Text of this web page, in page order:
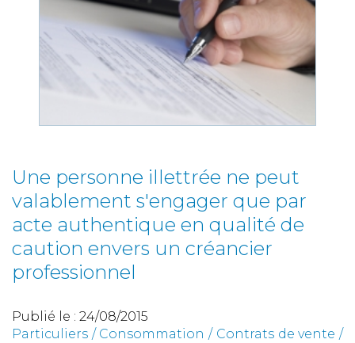
Une personne illettrée ne peut
valablement s'engager que par
acte authentique en qualité de
caution envers un créancier
professionnel
Publié le : 24/08/2015
Particuliers / Consommation / Contrats de vente /